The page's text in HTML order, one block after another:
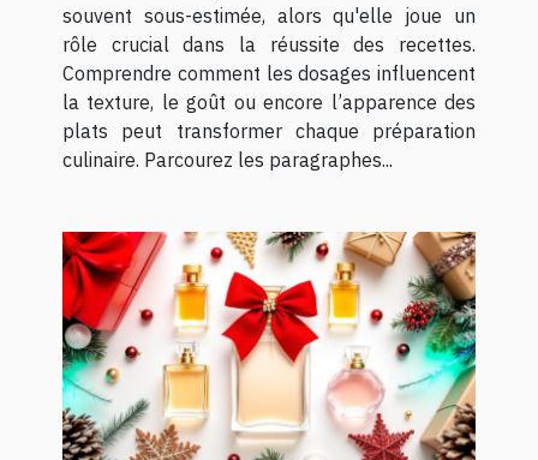
souvent sous-estimée, alors qu'elle joue un
rôle crucial dans la réussite des recettes.
Comprendre comment les dosages influencent
la texture, le goût ou encore l’apparence des
plats peut transformer chaque préparation
culinaire. Parcourez les paragraphes...